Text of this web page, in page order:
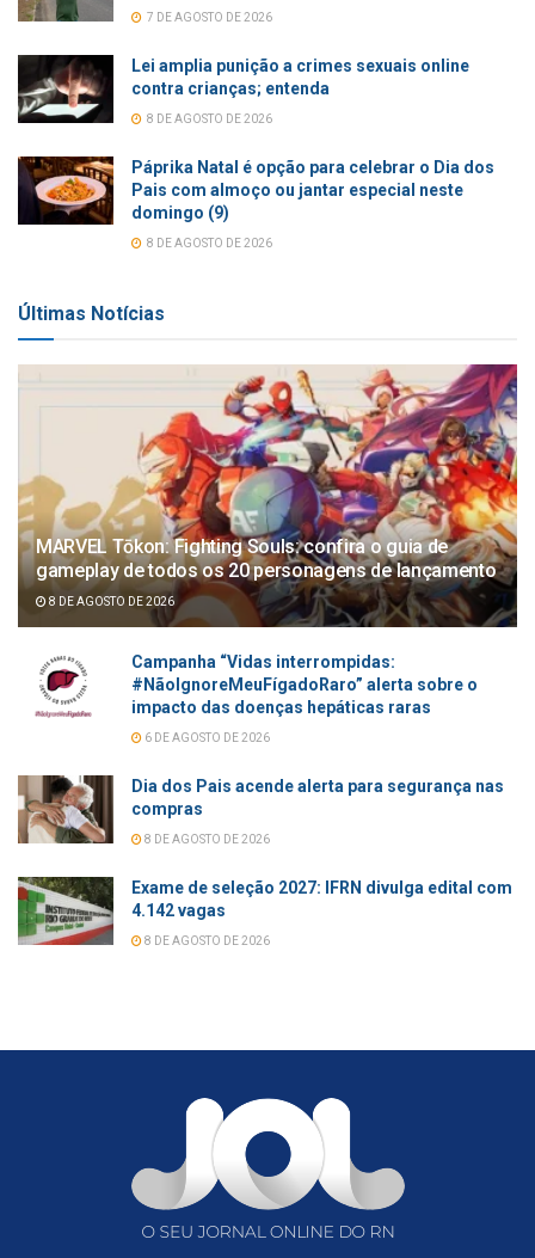
7 DE AGOSTO DE 2026
Lei amplia punição a crimes sexuais online
contra crianças; entenda
8 DE AGOSTO DE 2026
Páprika Natal é opção para celebrar o Dia dos
Pais com almoço ou jantar especial neste
domingo (9)
8 DE AGOSTO DE 2026
Últimas Notícias
MARVEL Tōkon: Fighting Souls: confira o guia de
gameplay de todos os 20 personagens de lançamento
8 DE AGOSTO DE 2026
Campanha “Vidas interrompidas:
#NãoIgnoreMeuFígadoRaro” alerta sobre o
impacto das doenças hepáticas raras
6 DE AGOSTO DE 2026
Dia dos Pais acende alerta para segurança nas
compras
8 DE AGOSTO DE 2026
Exame de seleção 2027: IFRN divulga edital com
4.142 vagas
8 DE AGOSTO DE 2026